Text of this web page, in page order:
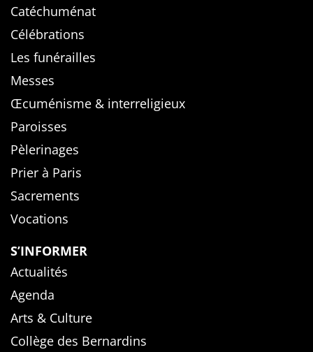
Catéchuménat
Célébrations
Les funérailles
Messes
Œcuménisme & interreligieux
Paroisses
Pèlerinages
Prier à Paris
Sacrements
Vocations
S’INFORMER
Actualités
Agenda
Arts & Culture
Collège des Bernardins